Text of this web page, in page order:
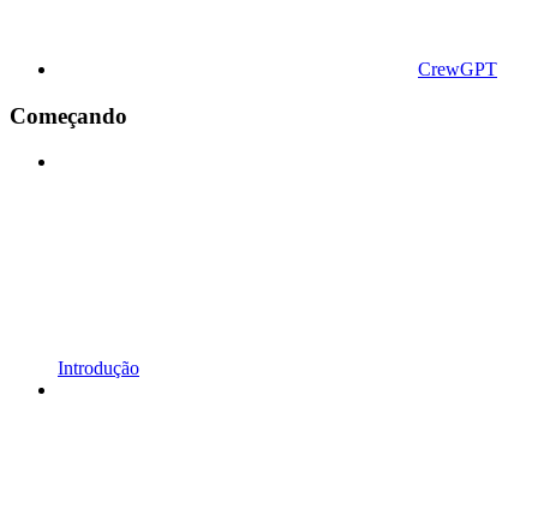
CrewGPT
Começando
Introdução